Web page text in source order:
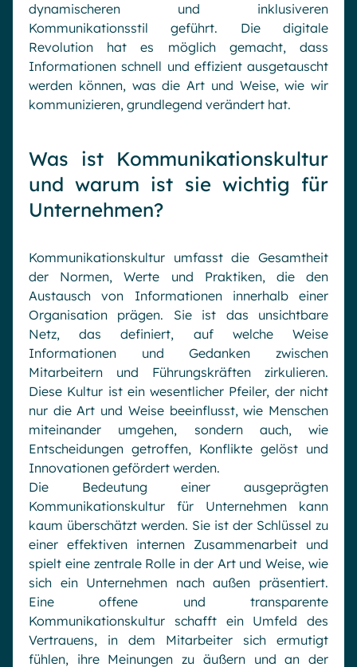
dynamischeren und inklusiveren
Kommunikationsstil geführt. Die digitale
Revolution hat es möglich gemacht, dass
Informationen schnell und effizient ausgetauscht
werden können, was die Art und Weise, wie wir
kommunizieren, grundlegend verändert hat.
Was ist Kommunikationskultur
und warum ist sie wichtig für
Unternehmen?
Kommunikationskultur umfasst die Gesamtheit
der Normen, Werte und Praktiken, die den
Austausch von Informationen innerhalb einer
Organisation prägen. Sie ist das unsichtbare
Netz, das definiert, auf welche Weise
Informationen und Gedanken zwischen
Mitarbeitern und Führungskräften zirkulieren.
Diese Kultur ist ein wesentlicher Pfeiler, der nicht
nur die Art und Weise beeinflusst, wie Menschen
miteinander umgehen, sondern auch, wie
Entscheidungen getroffen, Konflikte gelöst und
Innovationen gefördert werden.
Die Bedeutung einer ausgeprägten
Kommunikationskultur für Unternehmen kann
kaum überschätzt werden. Sie ist der Schlüssel zu
einer effektiven internen Zusammenarbeit und
spielt eine zentrale Rolle in der Art und Weise, wie
sich ein Unternehmen nach außen präsentiert.
Eine offene und transparente
Kommunikationskultur schafft ein Umfeld des
Vertrauens, in dem Mitarbeiter sich ermutigt
fühlen, ihre Meinungen zu äußern und an der